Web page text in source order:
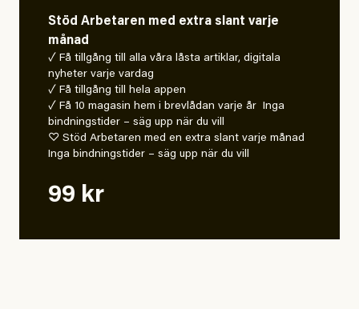
Stöd Arbetaren med extra slant varje
månad
✓ Få tillgång till alla våra låsta artiklar, digitala
nyheter varje vardag
✓ Få tillgång till hela appen
✓ Få 10 magasin hem i brevlådan varje år Inga
bindningstider – säg upp när du vill
♡ Stöd Arbetaren med en extra slant varje månad
Inga bindningstider – säg upp när du vill
99 kr